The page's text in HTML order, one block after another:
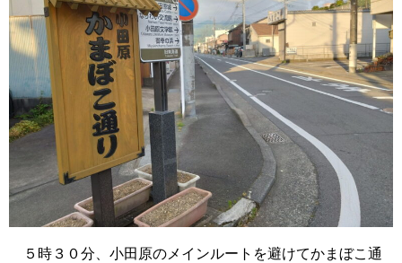
５時３０分、小田原のメインルートを避けてかまぼこ通